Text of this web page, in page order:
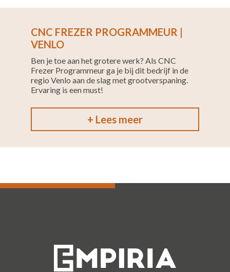
CNC FREZER PROGRAMMEUR |
VENLO
Ben je toe aan het grotere werk? Als CNC
Frezer Programmeur ga je bij dit bedrijf in de
regio Venlo aan de slag met grootverspaning.
Ervaring is een must!
+ Lees meer